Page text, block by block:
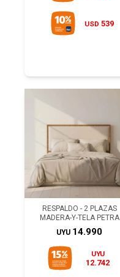
USD 539
RESPALDO - 2 PLAZAS
MADERA-Y-TELA PETRA
UYU 14.990
UYU
12.742